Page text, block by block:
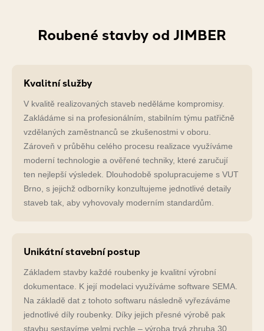
Roubené stavby od JIMBER
Kvalitní služby
V kvalitě realizovaných staveb neděláme kompromisy.
Zakládáme si na profesionálním, stabilním týmu patřičně
vzdělaných zaměstnanců se zkušenostmi v oboru.
Zároveň v průběhu celého procesu realizace využíváme
moderní technologie a ověřené techniky, které zaručují
ten nejlepší výsledek. Dlouhodobě spolupracujeme s VUT
Brno, s jejichž odborníky konzultujeme jednotlivé detaily
staveb tak, aby vyhovovaly moderním standardům.
Unikátní stavební postup
Základem stavby každé roubenky je kvalitní výrobní
dokumentace. K její modelaci využíváme software SEMA.
Na základě dat z tohoto softwaru následně vyřezáváme
jednotlivé díly roubenky. Díky jejich přesné výrobě pak
stavbu sestavíme velmi rychle – výroba trvá zhruba 30